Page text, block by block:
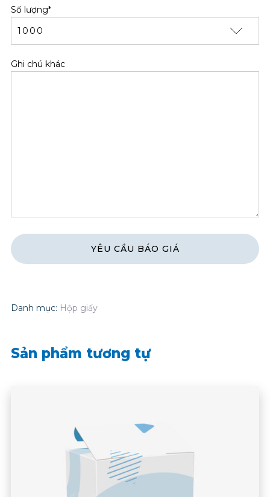
Số lượng*
Ghi chú khác
Danh mục: Hộp giấy
Sản phẩm tương tự